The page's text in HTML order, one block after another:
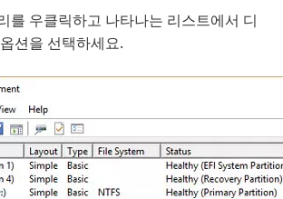
를 우클릭하고 나타나는 리스트에서 디
션을 선택하세요.